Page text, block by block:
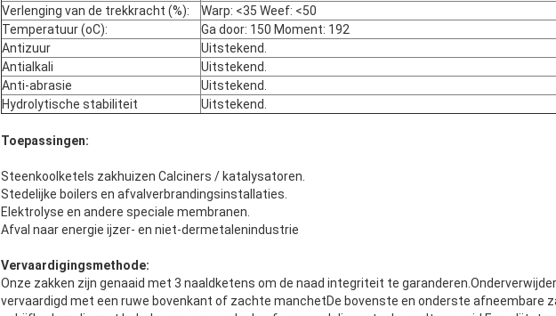
Verlenging van de trekkracht (%):
Warp: <35 Weef: <50
Temperatuur (oC):
Ga door: 150 Moment: 192
Antizuur
Uitstekend.
Antialkali
Uitstekend.
Anti-abrasie
Uitstekend.
Hydrolytische stabiliteit
Uitstekend.
Toepassingen:
Steenkoolketels zakhuizen Calciners / katalysatoren.
Stedelijke boilers en afvalverbrandingsinstallaties.
Elektrolyse en andere speciale membranen.
Afval naar energie ijzer- en niet-dermetalenindustrie
Vervaardigingsmethode:
Onze zakken zijn genaaid met 3 naaldketens om de naad integriteit te
vervaardigd met een ruwe bovenkant of zachte manchetDe bovenste en onderste afneembare